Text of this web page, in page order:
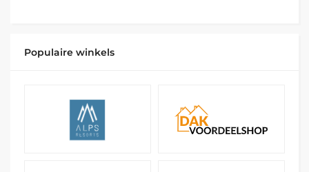
Populaire winkels